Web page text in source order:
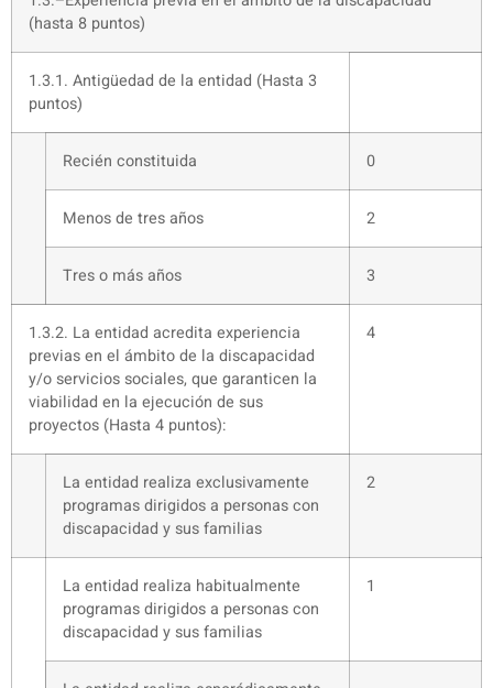
(hasta 8 puntos)
1.3.1. Antigüedad de la entidad (Hasta 3
puntos)
Recién constituida 0
Menos de tres años 2
Tres o más años 3
1.3.2. La entidad acredita experiencia
previas en el ámbito de la discapacidad
y/o servicios sociales, que garanticen la
viabilidad en la ejecución de sus
proyectos (Hasta 4 puntos):
4
La entidad realiza exclusivamente
programas dirigidos a personas con
discapacidad y sus familias
2
La entidad realiza habitualmente
programas dirigidos a personas con
discapacidad y sus familias
1